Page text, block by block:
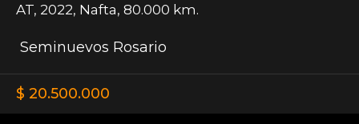
AT, 2022, Nafta, 80.000 km.
Seminuevos Rosario
$ 20.500.000